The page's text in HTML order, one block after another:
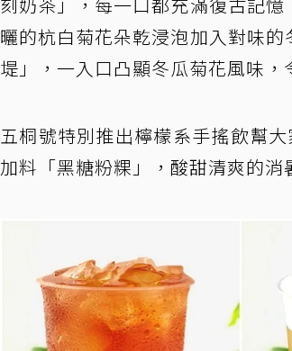
曬的杭白菊花朵乾浸泡加入對味
堤」，一入口凸顯冬瓜菊花風味，
五桐號特別推出檸檬系手搖飲幫
加料「黑糖粉粿」，酸甜清爽的消